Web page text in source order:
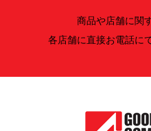
商品や店舗に関
各店舗に直接お電話に